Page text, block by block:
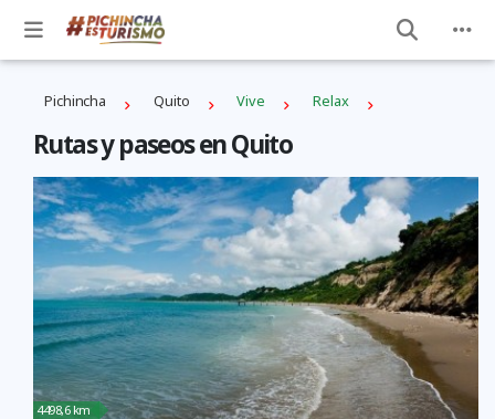
Pichincha Quito Vive Relax
Rutas y paseos en Quito
4498,6 km